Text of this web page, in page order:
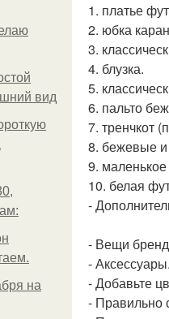
вид
на
1. платье
2. юбка
3.
4. блузка.
5.
6. пальто
7. тренчкот
8. бежевые
9.
10. белая
-
- Вещи
- Аксессуары.
- Добавьте
- Правильно